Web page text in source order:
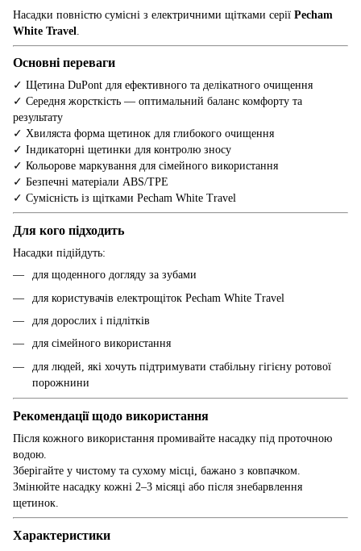
Насадки повністю сумісні з електричними щітками серії Pecham
White Travel
Основні переваги
✓ Щетина DuPont для ефективного та делікатного очищення
✓ Середня жорсткість — оптимальний баланс комфорту та
результату
✓ Хвиляста форма щетинок для глибокого очищення
✓ Індикаторні щетинки для контролю зносу
✓ Кольорове маркування для сімейного використання
✓ Безпечні матеріали ABS/TPE
✓ Сумісність із щітками Pecham White Travel
Для кого підходить
Насадки підійдуть:
для щоденного догляду за зубами
для користувачів електрощіток Pecham White Travel
для дорослих і підлітків
для сімейного використання
для людей, які хочуть підтримувати стабільну гігієну ротової
порожнини
Рекомендації щодо використання
Після кожного використання промивайте насадку під проточною
водою.
Зберігайте у чистому та сухому місці, бажано з ковпачком.
Змінюйте насадку кожні 2–3 місяці або після знебарвлення
щетинок.
Характеристики